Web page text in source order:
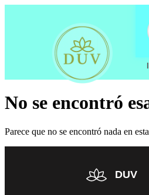
No se encontró
Parece que no se encontró nada en
DUV